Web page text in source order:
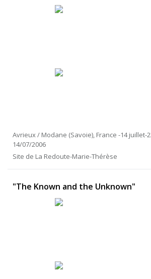
Avrieux / Modane (Savoie), France -14 juillet-
14/07/2006
Site de La Redoute-Marie-Thérèse
"The Known and the Unknown"